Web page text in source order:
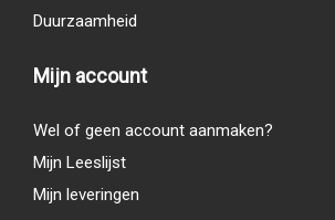
Duurzaamheid
Mijn account
Wel of geen account aanmaken?
Mijn Leeslijst
Mijn leveringen